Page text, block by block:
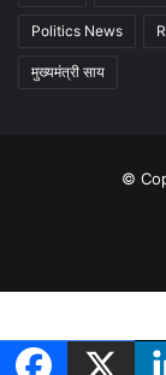
Politics News
मुख्यमंत्री साय
©